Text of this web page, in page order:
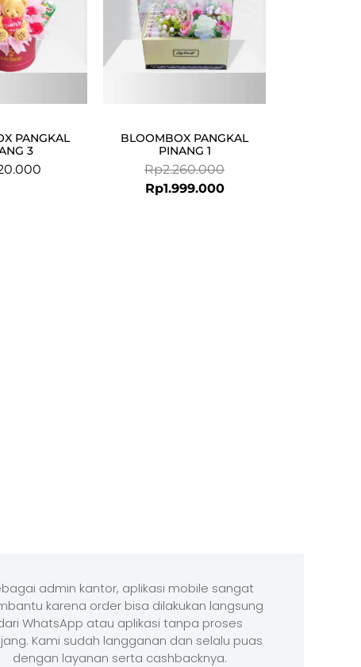
PANGKAL
3
BLOOMBOX PANGKAL
PINANG 1
Rp2.260.000
Rp1.999.000
admin kantor, aplikasi mobile sangat
karena order bisa dilakukan langsung
WhatsApp atau aplikasi tanpa proses
Kami sudah langganan dan selalu puas
dengan layanan serta cashbacknya.